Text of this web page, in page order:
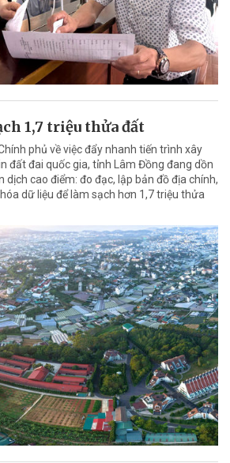
1,7 triệu thửa đất
phủ về việc đẩy nhanh tiến trình xây
đất đai quốc gia, tỉnh Lâm Đồng đang dồn
dịch cao điểm: đo đạc, lập bản đồ địa chính,
dữ liệu để làm sạch hơn 1,7 triệu thửa